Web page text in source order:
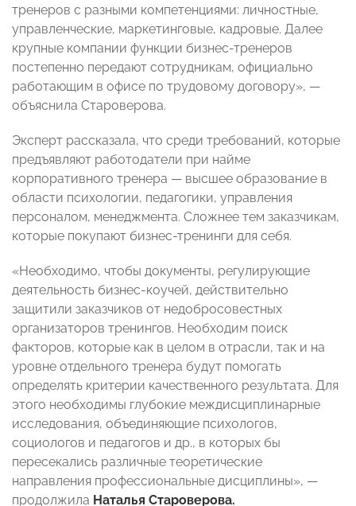
тренеров с разными компетенциями: личностные,
управленческие, маркетинговые, кадровые. Далее
крупные компании функции бизнес-тренеров
постепенно передают сотрудникам, официально
работающим в офисе по трудовому договору», —
объяснила Староверова.
Эксперт рассказала, что среди требований, которые
предъявляют работодатели при найме
корпоративного тренера — высшее образование в
области психологии, педагогики, управления
персоналом, менеджмента. Сложнее тем заказчикам,
которые покупают бизнес-тренинги для себя.
«Необходимо, чтобы документы, регулирующие
деятельность бизнес-коучей, действительно
защитили заказчиков от недобросовестных
организаторов тренингов. Необходим поиск
факторов, которые как в целом в отрасли, так и на
уровне отдельного тренера будут помогать
определять критерии качественного результата. Для
этого необходимы глубокие междисциплинарные
исследования, объединяющие психологов,
социологов и педагогов и др., в которых бы
пересекались различные теоретические
направления профессиональные дисциплины», —
продолжила Наталья Староверова.